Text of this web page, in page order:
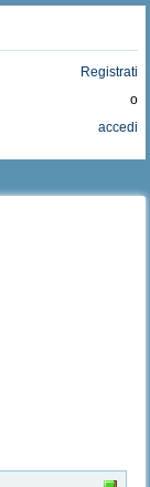
Registrati
o
accedi